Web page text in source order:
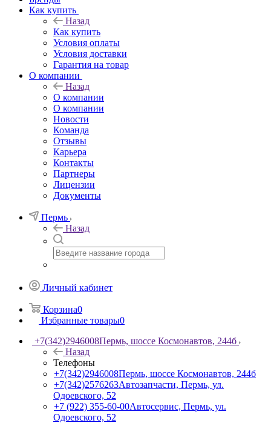
Как купить
Назад
Как купить
Условия оплаты
Условия доставки
Гарантия на товар
О компании
Назад
О компании
О компании
Новости
Команда
Отзывы
Карьера
Контакты
Партнеры
Лицензии
Документы
Пермь
Назад
Личный кабинет
Корзина0
Избранные товары0
+7(342)2946008Пермь, шоссе Космонавтов, 244б
Назад
Телефоны
+7(342)2946008Пермь, шоссе Космонавтов, 244б
+7(342)2576263Автозапчасти, Пермь, ул.
Одоевского, 52
+7 (922) 355-60-00Автосервис, Пермь, ул.
Одоевского, 52